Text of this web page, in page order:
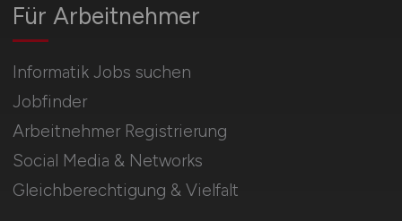
Für Arbeitnehmer
Informatik Jobs suchen
Jobfinder
Arbeitnehmer Registrierung
Social Media & Networks
Gleichberechtigung & Vielfalt